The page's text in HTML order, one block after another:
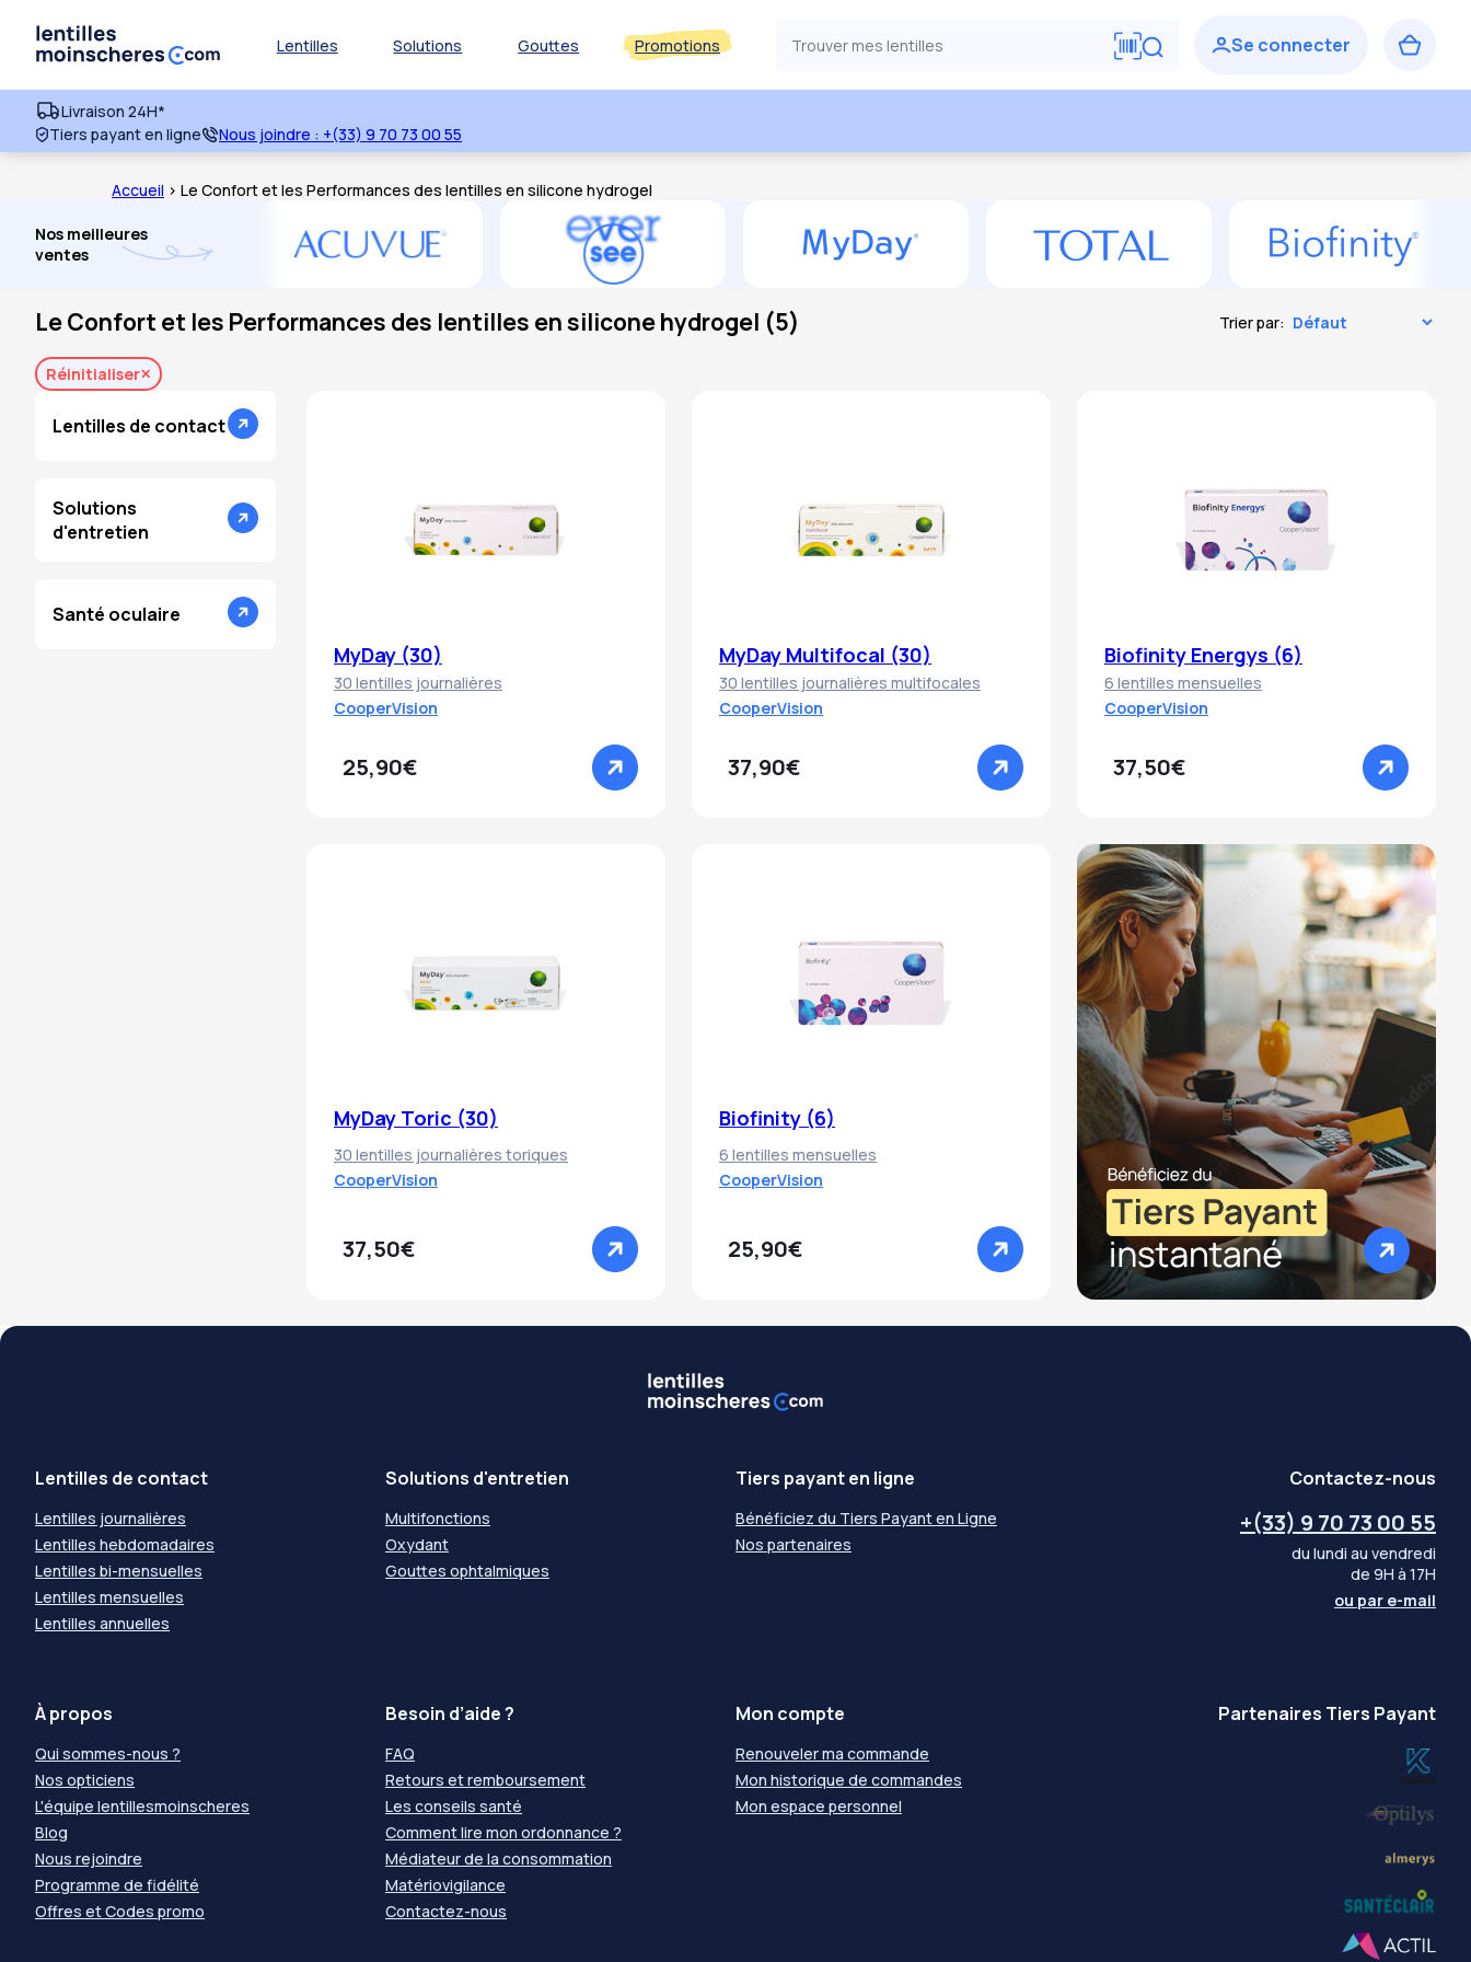
Lentilles Solutions Gouttes Promotions
Livraison 24H*
Tiers payant en ligne
Nous joindre : +(33) 9 70 73 00 55
Accueil > Le Confort et les Performances des lentilles en silicone hydrogel
Nos meilleures
ventes
Le Confort et les Performances des lentilles en silicone hydrogel (5) Trier par:
Réinitialiser
Lentilles de contact
Solutions
d'entretien
Santé oculaire
MyDay (30)
30 lentilles journalières
CooperVision
25,90€
MyDay Multifocal (30)
30 lentilles journalières multifocales
CooperVision
37,90€
Biofinity Energys (6)
6 lentilles mensuelles
CooperVision
37,50€
MyDay Toric (30)
30 lentilles journalières toriques
CooperVision
37,50€
Biofinity (6)
6 lentilles mensuelles
CooperVision
25,90€
Lentilles de contact
Lentilles journalières
Lentilles hebdomadaires
Lentilles bi-mensuelles
Lentilles mensuelles
Lentilles annuelles
Solutions d'entretien
Multifonctions
Oxydant
Gouttes ophtalmiques
Tiers payant en ligne
Bénéficiez du Tiers Payant en Ligne
Nos partenaires
Contactez-nous
+(33) 9 70 73 00 55
du lundi au vendredi
de 9H à 17H
ou par e-mail
À propos
Qui sommes-nous ?
Nos opticiens
L'équipe lentillesmoinscheres
Blog
Nous rejoindre
Programme de fidélité
Offres et Codes promo
Besoin d’aide ?
FAQ
Retours et remboursement
Les conseils santé
Comment lire mon ordonnance ?
Médiateur de la consommation
Matériovigilance
Contactez-nous
Mon compte
Renouveler ma commande
Mon historique de commandes
Mon espace personnel
Partenaires Tiers Payant